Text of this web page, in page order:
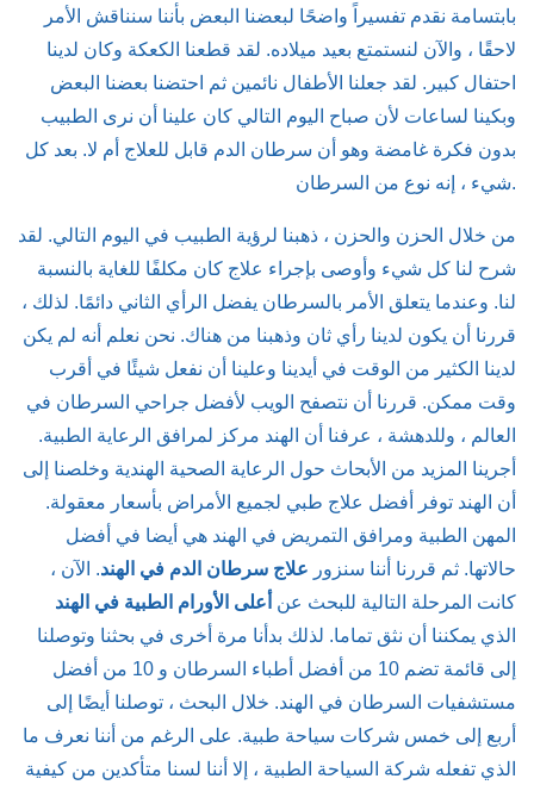
بابتسامة نقدم تفسيراً واضحًا لبعضنا البعض بأننا سنناقش الأمر
لاحقًا ، والآن لنستمتع بعيد ميلاده. لقد قطعنا الكعكة وكان لدينا
احتفال كبير. لقد جعلنا الأطفال نائمين ثم احتضنا بعضنا البعض
وبكينا لساعات لأن صباح اليوم التالي كان علينا أن نرى الطبيب
بدون فكرة غامضة وهو أن سرطان الدم قابل للعلاج أم لا. بعد كل
شيء ، إنه نوع من السرطان.
من خلال الحزن والحزن ، ذهبنا لرؤية الطبيب في اليوم التالي. لقد
شرح لنا كل شيء وأوصى بإجراء علاج كان مكلفًا للغاية بالنسبة
لنا. وعندما يتعلق الأمر بالسرطان يفضل الرأي الثاني دائمًا. لذلك ،
قررنا أن يكون لدينا رأي ثان وذهبنا من هناك. نحن نعلم أنه لم يكن
لدينا الكثير من الوقت في أيدينا وعلينا أن نفعل شيئًا في أقرب
وقت ممكن. قررنا أن نتصفح الويب لأفضل جراحي السرطان في
العالم ، وللدهشة ، عرفنا أن الهند مركز لمرافق الرعاية الطبية.
أجرينا المزيد من الأبحاث حول الرعاية الصحية الهندية وخلصنا إلى
أن الهند توفر أفضل علاج طبي لجميع الأمراض بأسعار معقولة.
المهن الطبية ومرافق التمريض في الهند هي أيضا في أفضل
حالاتها. ثم قررنا أننا سنزور علاج سرطان الدم في الهند. الآن ،
كانت المرحلة التالية للبحث عن أعلى الأورام الطبية في الهند
الذي يمكننا أن نثق تماما. لذلك بدأنا مرة أخرى في بحثنا وتوصلنا
إلى قائمة تضم 10 من أفضل أطباء السرطان و 10 من أفضل
مستشفيات السرطان في الهند. خلال البحث ، توصلنا أيضًا إلى
أربع إلى خمس شركات سياحة طبية. على الرغم من أننا نعرف ما
الذي تفعله شركة السياحة الطبية ، إلا أننا لسنا متأكدين من كيفية